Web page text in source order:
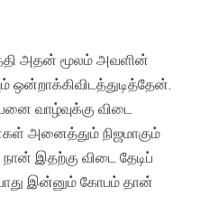
அதன் மூலம் அவளின்
வாழ்வுக்கு விடை
அனைத்தும் நிஜமாகும்
இதற்கு விடை தேடிப்
இன்னும் கோபம் தான்